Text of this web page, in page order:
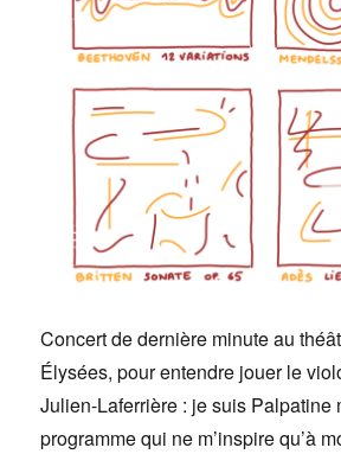
Concert de dernière minute au
Élysées, pour entendre jouer le
Julien-Laferrière : je suis Palpatine
programme qui ne m’inspire qu’à